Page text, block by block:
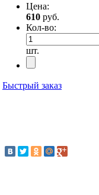
Цена:
610 руб.
Кол-во:
шт.
Быстрый заказ